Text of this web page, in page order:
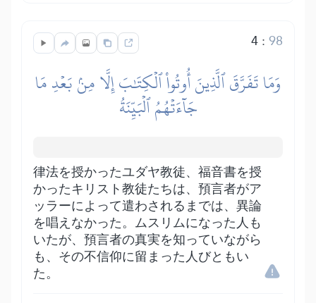
4:98
وَمَا تَفَرَّقَ ٱلَّذِينَ أُوتُواْ ٱلۡكِتَٰبَ إِلَّا مِنۢ بَعۡدِ مَا
جَآءَتۡهُمُ ٱلۡبَيِّنَةُ
律法を授かったユダヤ教徒、福音書を授
かったキリスト教徒たちは、預言者がア
ッラーによって遣わされるまでは、異論
を唱えなかった。ムスリムになった人も
いたが、預言者の真実を知っていながら
も、その不信仰に留まった人びともい
た。